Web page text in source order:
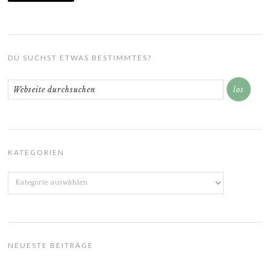
DU SUCHST ETWAS BESTIMMTES?
KATEGORIEN
Kategorien
NEUESTE BEITRÄGE